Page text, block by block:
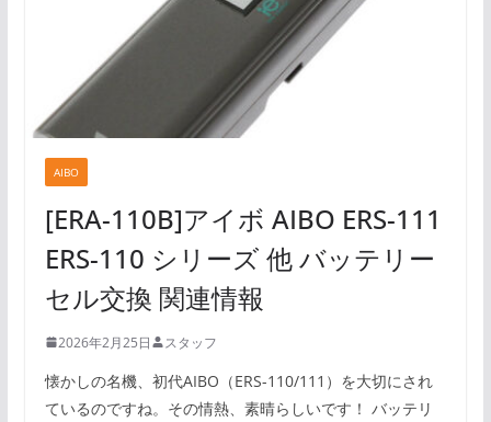
AIBO
[ERA-110B]アイボ AIBO ERS-111
ERS-110 シリーズ 他 バッテリー
セル交換 関連情報
2026年2月25日 スタッフ
懐かしの名機、初代AIBO（ERS-110/111）を大切にされ
ているのですね。その情熱、素晴らしいです！ バッテリ